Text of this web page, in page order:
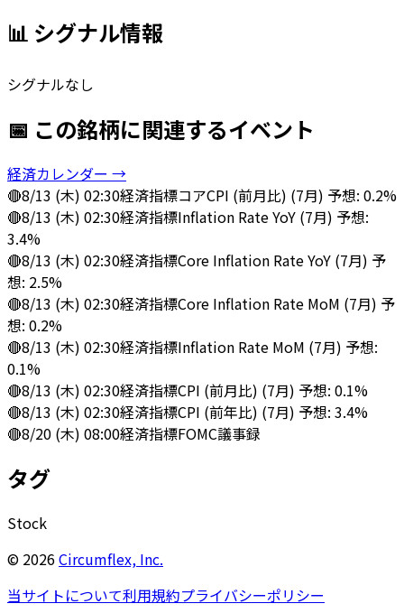
📊 シグナル情報
シグナルなし
📅 この銘柄に関連するイベント
経済カレンダー →
🔴8/13 (木) 02:30経済指標コアCPI (前月比) (7月) 予想: 0.2%
🔴8/13 (木) 02:30経済指標Inflation Rate YoY (7月) 予想:
3.4%
🔴8/13 (木) 02:30経済指標Core Inflation Rate YoY (7月) 予
想: 2.5%
🔴8/13 (木) 02:30経済指標Core Inflation Rate MoM (7月) 予
想: 0.2%
🔴8/13 (木) 02:30経済指標Inflation Rate MoM (7月) 予想:
0.1%
🔴8/13 (木) 02:30経済指標CPI (前月比) (7月) 予想: 0.1%
🔴8/13 (木) 02:30経済指標CPI (前年比) (7月) 予想: 3.4%
🔴8/20 (木) 08:00経済指標FOMC議事録
タグ
Stock
© 2026Circumflex, Inc.
当サイトについて利用規約プライバシーポリシー